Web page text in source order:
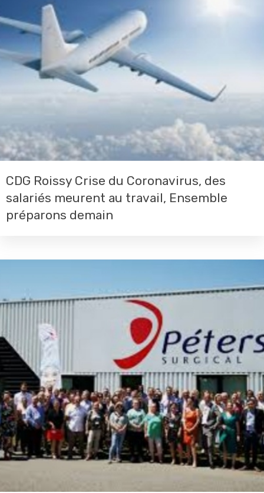
CDG Roissy Crise du Coronavirus, des
salariés meurent au travail, Ensemble
préparons demain